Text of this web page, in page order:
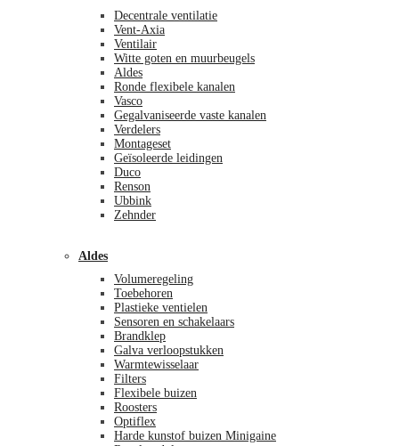
Decentrale ventilatie
Vent-Axia
Ventilair
Witte goten en muurbeugels
Aldes
Ronde flexibele kanalen
Vasco
Gegalvaniseerde vaste kanalen
Verdelers
Montageset
Geïsoleerde leidingen
Duco
Renson
Ubbink
Zehnder
Aldes
Volumeregeling
Toebehoren
Plastieke ventielen
Sensoren en schakelaars
Brandklep
Galva verloopstukken
Warmtewisselaar
Filters
Flexibele buizen
Roosters
Optiflex
Harde kunstof buizen Minigaine